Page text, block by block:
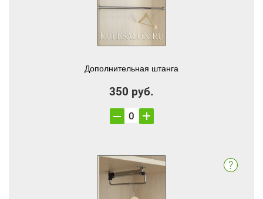
Дополнительная штанга
350 руб.